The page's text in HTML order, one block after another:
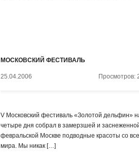
МОСКОВСКИЙ ФЕСТИВАЛЬ
25.04.2006 Просмотров:
V Московский фестиваль «Золотой дельфин»
четыре дня собрал в замерзшей и
февральской Москве подводные красоты со
мира. Мы никак […]